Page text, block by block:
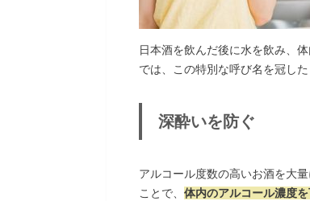
日本酒を飲んだ後に水を飲み、
では、この特別な呼び名を冠し
深酔いを防ぐ
アルコール度数の高いお酒を大
ことで、 体内のアルコール濃度